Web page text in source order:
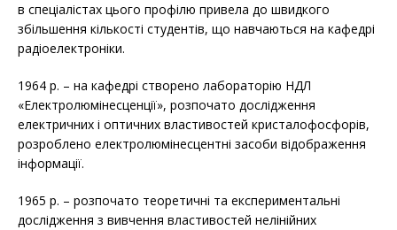
в спеціалістах цього профілю привела до швидкого
збільшення кількості студентів, що навчаються на кафедрі
радіоелектроніки.
1964 р. – на кафедрі створено лабораторію НДЛ
«Електролюмінесценції», розпочато дослідження
електричних і оптичних властивостей кристалофосфорів,
розроблено електролюмінесцентні засоби відображення
інформації.
1965 р. – розпочато теоретичні та експериментальні
дослідження з вивчення властивостей нелінійних